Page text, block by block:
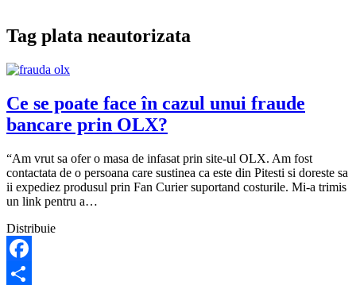
Tag plata neautorizata
Ce se poate face în cazul unui fraude
bancare prin OLX?
“Am vrut sa ofer o masa de infasat prin site-ul OLX. Am fost
contactata de o persoana care sustinea ca este din Pitesti si doreste sa
ii expediez produsul prin Fan Curier suportand costurile. Mi-a trimis
un link pentru a…
Distribuie
Facebook